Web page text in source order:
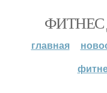
ФИТНЕС
главная